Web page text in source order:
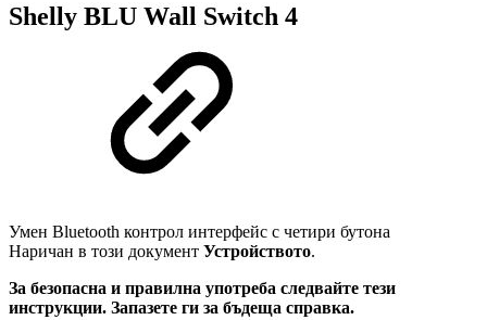
Shelly BLU Wall Switch 4
Умен Bluetooth контрол интерфейс с четири бутона
Наричан в този документ Устройството.
За безопасна и правилна употреба следвайте тези
инструкции. Запазете ги за бъдеща справка.